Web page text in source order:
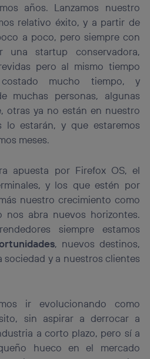
años. Lanzamos nuestro
relativo éxito, y a partir de
a poco, pero siempre con
una startup conservadora,
pero al mismo tiempo
mucho tiempo, y
muchas personas, algunas
otras ya no están en nuestro
estarán, y que estaremos
meses.
apuesta por Firefox OS, el
y los que estén por
nuestro crecimiento como
nos abra nuevos horizontes.
siempre estamos
, nuevos destinos,
y a nuestros clientes
ir evolucionando como
sin aspirar a derrocar a
a corto plazo, pero sí a
hueco en el mercado